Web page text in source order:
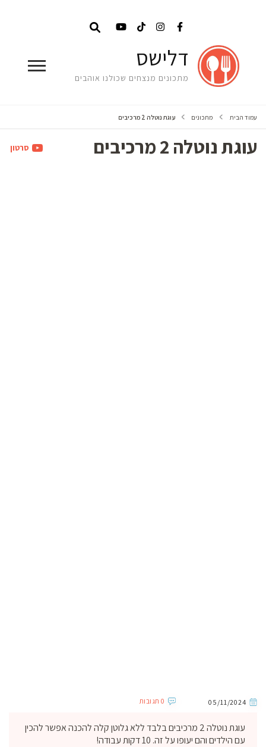
דלישס
מתכונים מנצחים שכולנו אוהבים
עמוד הבית מתכונים עוגת נוטלה 2 מרכיבים
עוגת נוטלה 2 מרכיבים סרטון
05/11/2024 0 תגובות
עוגת נוטלה 2 מרכיבים בלבד ללא גלוטן קלה להכנה אפשר להכין
עם הילדים והם יעופו על זה. 10 דקות עבודה!